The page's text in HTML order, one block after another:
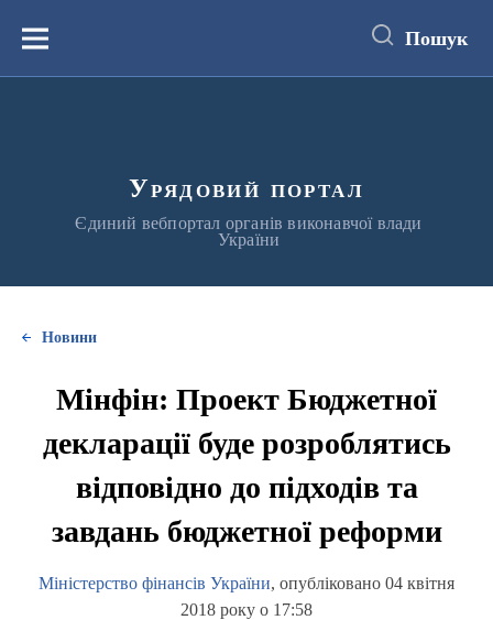
вмістуМеню Пошук
Урядовий портал
Єдиний вебпортал органів виконавчої влади
України
Новини
Мінфін: Проект Бюджетної
декларації буде розроблятись
відповідно до підходів та
завдань бюджетної реформи
Міністерство фінансів України, опубліковано 04 квітня
2018 року о 17:58